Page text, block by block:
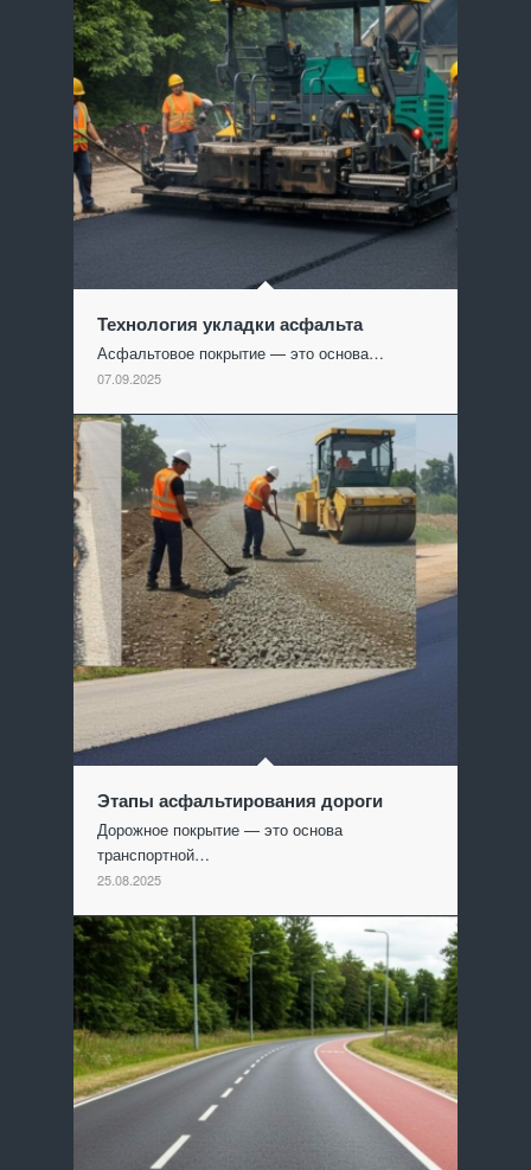
Технология укладки асфальта
Асфальтовое покрытие — это основа…
07.09.2025
Этапы асфальтирования дороги
Дорожное покрытие — это основа
транспортной…
25.08.2025